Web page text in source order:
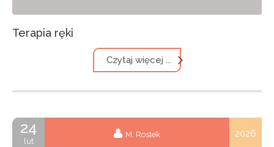
Terapia ręki
Czytaj więcej ...
24
lut
M. Rostek 2026